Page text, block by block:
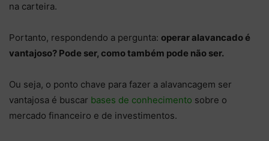
na carteira.
Portanto, respondendo a pergunta: operar alavancado é
vantajoso? Pode ser, como também pode não ser.
Ou seja, o ponto chave para fazer a alavancagem ser
vantajosa é buscar bases de conhecimento sobre o
mercado financeiro e de investimentos.